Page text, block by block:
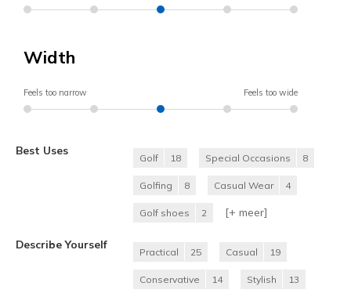
Width
Feels too narrow Feels too wide
Best Uses
Golf 18 Special Occasions 8
Golfing 8 Casual Wear 4
Golf shoes 2 [+ meer]
Describe Yourself
Practical 25 Casual 19
Conservative 14 Stylish 13